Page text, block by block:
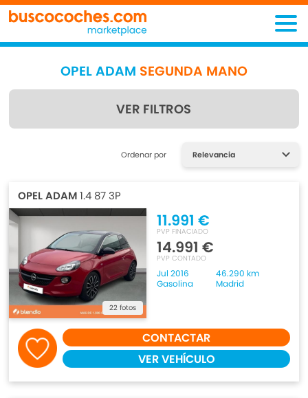
OPEL ADAM SEGUNDA MANO
VER FILTROS
Encuentra lo que estás
Ordenar por
OPEL ADAM1.4 87 3P
22 fotos
11.991 €
PVP FINACIADO
14.991 €
PVP CONTADO
Jul 2016
46.290 km
Gasolina
Madrid
CONTACTAR
VER VEHÍCULO